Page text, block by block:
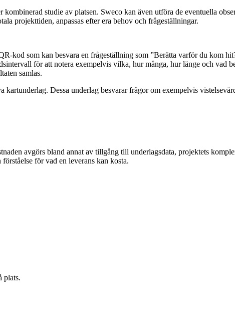
studie av platsen. Sweco kan även utföra de eventuella
projekttiden, anpassas efter era behov och frågeställningar.
kod som kan besvara en frågeställning som ”Berätta varför du kom
för att notera exempelvis vilka, hur många, hur länge och vad
samlas.
Dessa underlag besvarar frågor om exempelvis
avgörs bland annat av tillgång till underlagsdata, projektets
för vad en leverans kan kosta.
plats.